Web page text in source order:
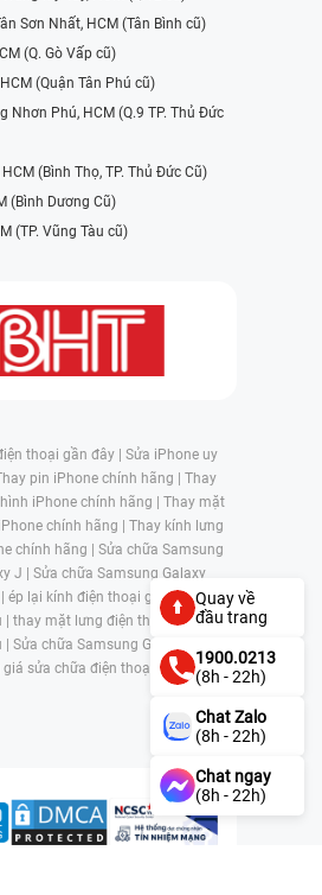
Sơn Nhất, HCM (Tân Bình cũ)
(Q. Gò Vấp cũ)
(Quận Tân Phú cũ)
Nhơn Phú, HCM (Q.9 TP. Thủ Đức
(Bình Thọ, TP. Thủ Đức Cũ)
(Bình Dương Cũ)
(TP. Vũng Tàu cũ)
thoại gần đây | Sửa iPhone uy
pin iPhone chính hãng | Thay
iPhone chính hãng | Thay mặt
chính hãng | Thay kính lưng
chính hãng | Sửa chữa Samsung
J | Sửa chữa Samsung Galaxy
ép lại kính điện thoại giá bao
thay mặt lưng điện thoại giá bao
Sửa chữa Samsung Galaxy S |
giá sửa chữa điện thoại samsung |
Quay về
đầu trang
1900.0213
(8h - 22h)
Chat Zalo
(8h - 22h)
Chat ngay
(8h - 22h)